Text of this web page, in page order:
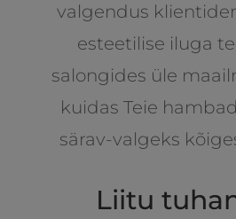
valgendus
esteetilise iluga
salongides üle
kuidas Teie
särav-valgeks
Liitu